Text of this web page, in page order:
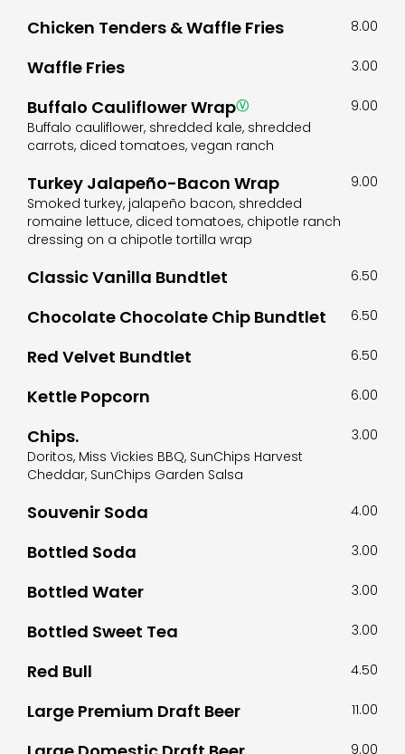
Chicken Tenders & Waffle Fries 8.00
Waffle Fries 3.00
Buffalo Cauliflower WrapⓋ
Buffalo cauliflower, shredded kale, shredded
carrots, diced tomatoes, vegan ranch
9.00
Turkey Jalapeño-Bacon Wrap
Smoked turkey, jalapeño bacon, shredded
romaine lettuce, diced tomatoes, chipotle ranch
dressing on a chipotle tortilla wrap
9.00
Classic Vanilla Bundtlet 6.50
Chocolate Chocolate Chip Bundtlet 6.50
Red Velvet Bundtlet 6.50
Kettle Popcorn 6.00
Chips.
Doritos, Miss Vickies BBQ, SunChips Harvest
Cheddar, SunChips Garden Salsa
3.00
Souvenir Soda 4.00
Bottled Soda 3.00
Bottled Water 3.00
Bottled Sweet Tea 3.00
Red Bull 4.50
Large Premium Draft Beer 11.00
9.00